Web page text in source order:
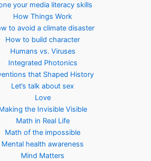
your media literacy skills
How Things Work
to avoid a climate disaster
How to build character
Humans vs. Viruses
Integrated Photonics
that Shaped History
Let’s talk about sex
Love
the Invisible Visible
Math in Real Life
Math of the impossible
Mental health awareness
Mind Matters